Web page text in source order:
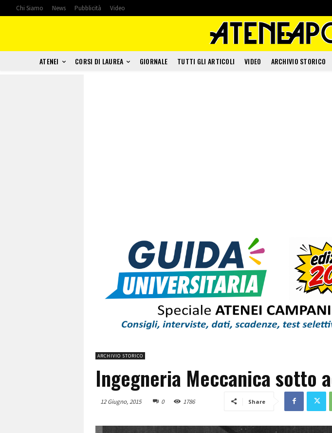
Chi Siamo News Pubblicità Video
ATENEI CORSI DI LAUREA GIORNALE TUTTI GLI ARTICOLI VIDEO ARCHIVIO STORICO
ARCHIVIO STORICO
Ingegneria Meccanica sotto
12 Giugno, 2015 0 1786 Share